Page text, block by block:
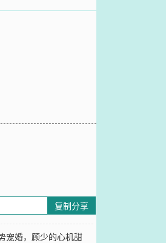
复制分享
宠婚，顾少的心机甜